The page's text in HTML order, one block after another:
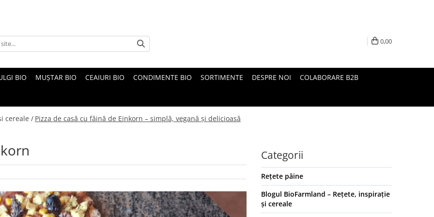
0,00
BIO MUȘTAR BIO CEAIURI BIO CONDIMENTE BIO SORTIMENTE DESPRE NOI COLABORARE B2B
cereale / Pizza de casă cu făină de Einkorn – simplă, vegană și delicioasă
Categorii
Rețete pâine
Blogul BioFarmland – Rețete, inspirație
și cereale